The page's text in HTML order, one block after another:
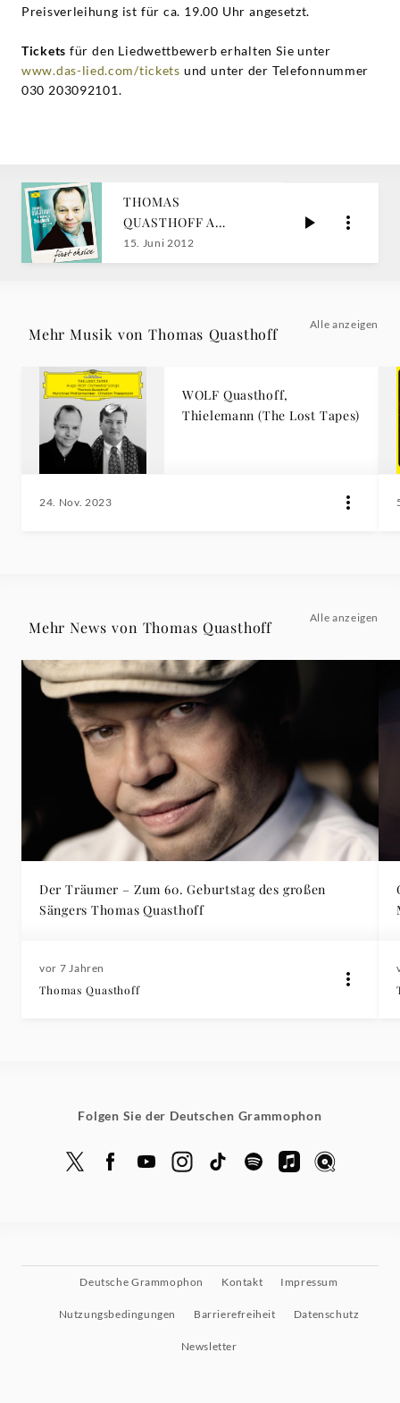
Preisverleihung ist für ca. 19.00 Uhr angesetzt.
Ticketsfür den Liedwettbewerb erhalten Sie unter
www.das-lied.com/tickets und unter der Telefonnummer
030 203092101.
THOMAS
QUASTHOFF A
Romantic Songbook
15. Juni 2012
Mehr Musik von Thomas Quasthoff
Alle anzeigen
WOLF Quasthoff,
Thielemann (The Lost Tapes)
24. Nov. 2023
Mehr News von Thomas Quasthoff
Alle anzeigen
Der Träumer – Zum 60. Geburtstag des großen
Sängers Thomas Quasthoff
vor 7 Jahren
Thomas Quasthoff
Folgen Sie der Deutschen Grammophon
Deutsche Grammophon Kontakt Impressum
Nutzungsbedingungen Barrierefreiheit Datenschutz
Newsletter